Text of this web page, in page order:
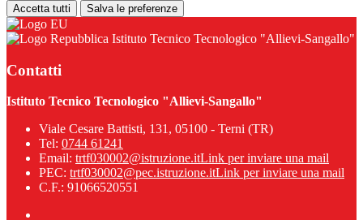
Accetta tutti Salva le preferenze
Istituto Tecnico Tecnologico "Allievi-Sangallo"
Contatti
Istituto Tecnico Tecnologico "Allievi-Sangallo"
Viale Cesare Battisti, 131, 05100 - Terni (TR)
Tel: 0744 61241
Email: trtf030002@istruzione.itLink per inviare una mail
PEC: trtf030002@pec.istruzione.itLink per inviare una mail
C.F.: 91066520551